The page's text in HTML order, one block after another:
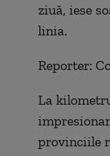
ziuă, iese
linia.
Reporter:
La
provinciile